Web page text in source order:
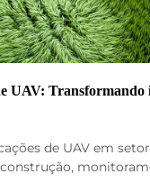
UAV: Transformando
de UAV em